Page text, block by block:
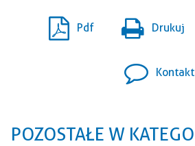
Pdf Drukuj
Kontakt
POZOSTAŁE W